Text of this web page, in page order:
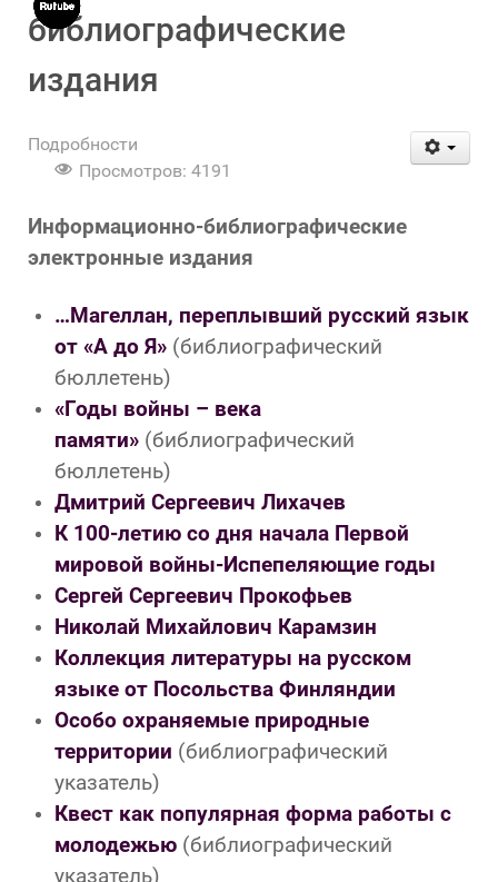
библиографические
издания
Подробности
Просмотров: 4191
Информационно-библиографические
электронные издания
…Магеллан, переплывший русский язык
от «А до Я» (библиографический
бюллетень)
«Годы войны – века
памяти» (библиографический
бюллетень)
Дмитрий Сергеевич Лихачев
К 100-летию со дня начала Первой
мировой войны-Испепеляющие годы
Сергей Сергеевич Прокофьев
Николай Михайлович Карамзин
Коллекция литературы на русском
языке от Посольства Финляндии
Особо охраняемые природные
территории (библиографический
указатель)
Квест как популярная форма работы с
молодежью (библиографический
указатель)